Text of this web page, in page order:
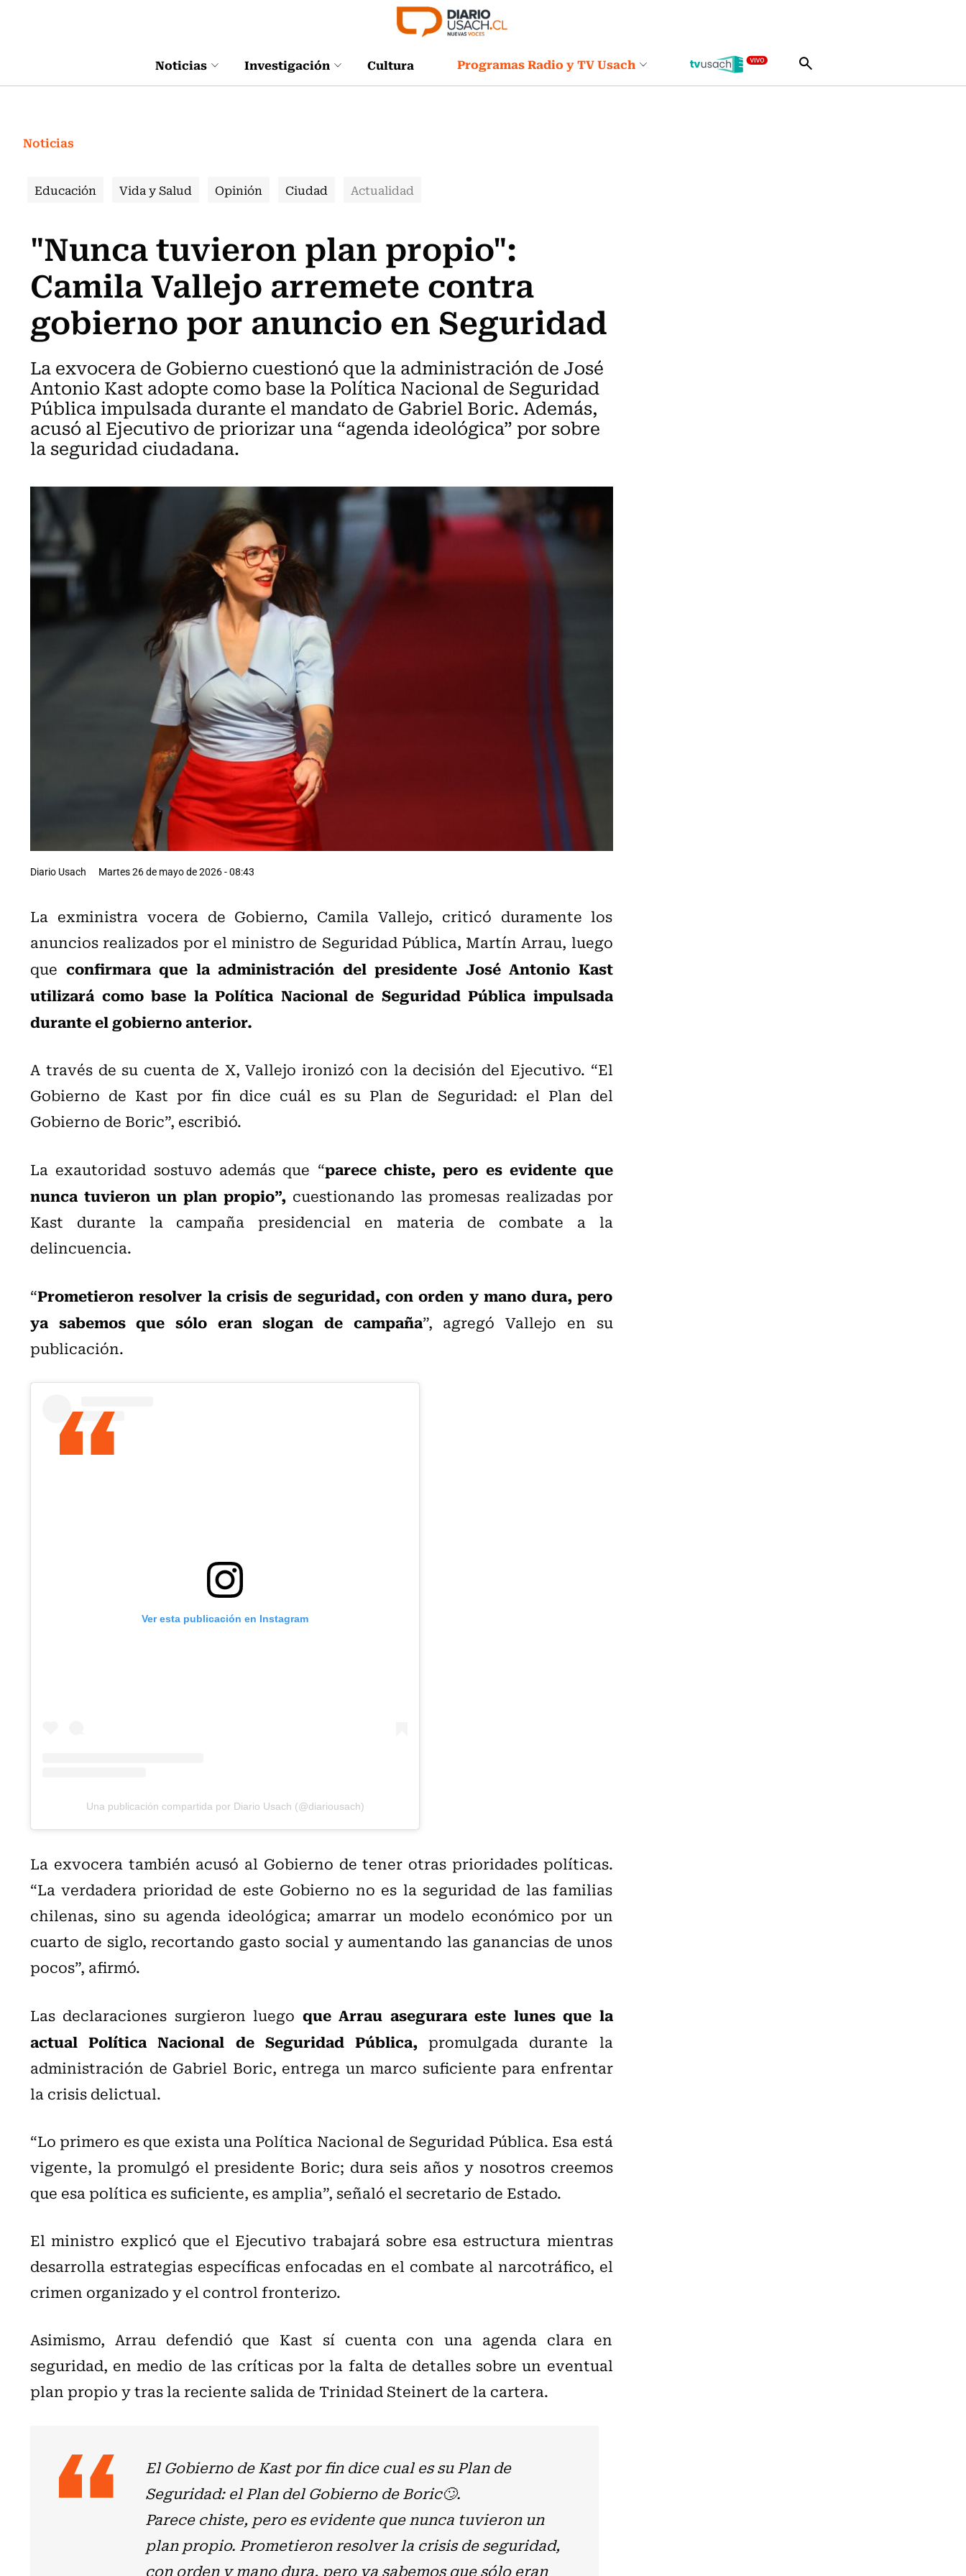
Noticias Investigación Cultura Programas Radio y TV Usach
Noticias
Educación Vida y Salud Opinión Ciudad Actualidad
"Nunca tuvieron plan propio":
Camila Vallejo arremete contra
gobierno por anuncio en Seguridad
La exvocera de Gobierno cuestionó que la administración de José
Antonio Kast adopte como base la Política Nacional de Seguridad
Pública impulsada durante el mandato de Gabriel Boric. Además,
acusó al Ejecutivo de priorizar una “agenda ideológica” por sobre
la seguridad ciudadana.
Diario Usach Martes 26 de mayo de 2026 - 08:43
La exministra vocera de Gobierno, Camila Vallejo, criticó duramente los
anuncios realizados por el ministro de Seguridad Pública, Martín Arrau, luego
que confirmara que la administración del presidente José Antonio Kast
utilizará como base la Política Nacional de Seguridad Pública impulsada
durante el gobierno anterior.
A través de su cuenta de X, Vallejo ironizó con la decisión del Ejecutivo. “El
Gobierno de Kast por fin dice cuál es su Plan de Seguridad: el Plan del
Gobierno de Boric”, escribió.
La exautoridad sostuvo además que “parece chiste, pero es evidente que
nunca tuvieron un plan propio”, cuestionando las promesas realizadas por
Kast durante la campaña presidencial en materia de combate a la
delincuencia.
“Prometieron resolver la crisis de seguridad, con orden y mano dura, pero
ya sabemos que sólo eran slogan de campaña”, agregó Vallejo en su
publicación.
Ver esta publicación en Instagram
Una publicación compartida por Diario Usach (@diariousach)
La exvocera también acusó al Gobierno de tener otras prioridades políticas.
“La verdadera prioridad de este Gobierno no es la seguridad de las familias
chilenas, sino su agenda ideológica; amarrar un modelo económico por un
cuarto de siglo, recortando gasto social y aumentando las ganancias de unos
pocos”, afirmó.
Las declaraciones surgieron luego que Arrau asegurara este lunes que la
actual Política Nacional de Seguridad Pública,promulgada durante la
administración de Gabriel Boric, entrega un marco suficiente para enfrentar
la crisis delictual.
“Lo primero es que exista una Política Nacional de Seguridad Pública. Esa está
vigente, la promulgó el presidente Boric; dura seis años y nosotros creemos
que esa política es suficiente, es amplia”, señaló el secretario de Estado.
El ministro explicó que el Ejecutivo trabajará sobre esa estructura mientras
desarrolla estrategias específicas enfocadas en el combate al narcotráfico, el
crimen organizado y el control fronterizo.
Asimismo, Arrau defendió que Kast sí cuenta con una agenda clara en
seguridad, en medio de las críticas por la falta de detalles sobre un eventual
plan propio y tras la reciente salida de Trinidad Steinert de la cartera.
El Gobierno de Kast por fin dice cual es su Plan de
Seguridad: el Plan del Gobierno de Boric🙄.
Parece chiste, pero es evidente que nunca tuvieron un
plan propio. Prometieron resolver la crisis de seguridad,
con orden y mano dura, pero ya sabemos que sólo eran